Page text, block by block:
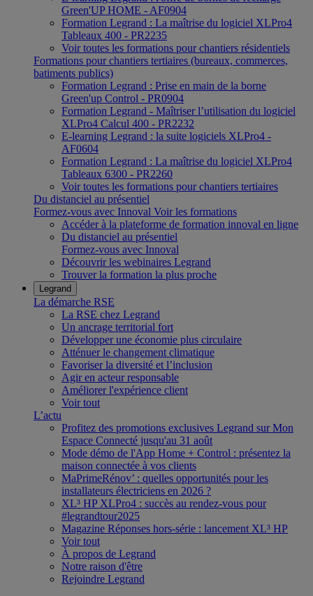
Green'UP HOME - AF0904
Formation Legrand : La maîtrise du logiciel XLPro4
Tableaux 400 - PR2235
Voir toutes les formations pour chantiers résidentiels
Formations pour chantiers tertiaires (bureaux, commerces,
batiments publics)
Formation Legrand : Prise en main de la borne
Green'up Control - PR0904
Formation Legrand - Maîtriser l’utilisation du logiciel
XLPro4 Calcul 400 - PR2232
E-learning Legrand : la suite logiciels XLPro4 -
AF0604
Formation Legrand : La maîtrise du logiciel XLPro4
Tableaux 6300 - PR2260
Voir toutes les formations pour chantiers tertiaires
Du distanciel au présentiel
Formez-vous avec Innoval Voir les formations
Accéder à la plateforme de formation innoval en ligne
Du distanciel au présentiel
Formez-vous avec Innoval
Découvrir les webinaires Legrand
Trouver la formation la plus proche
Legrand
La démarche RSE
La RSE chez Legrand
Un ancrage territorial fort
Développer une économie plus circulaire
Atténuer le changement climatique
Favoriser la diversité et l’inclusion
Agir en acteur responsable
Améliorer l'expérience client
Voir tout
L’actu
Profitez des promotions exclusives Legrand sur Mon
Espace Connecté jusqu'au 31 août
Mode démo de l'App Home + Control : présentez la
maison connectée à vos clients
MaPrimeRénov’ : quelles opportunités pour les
installateurs électriciens en 2026 ?
XL³ HP XLPro4 : succès au rendez-vous pour
#legrandtour2025
Magazine Réponses hors-série : lancement XL³ HP
Voir tout
À propos de Legrand
Notre raison d'être
Rejoindre Legrand